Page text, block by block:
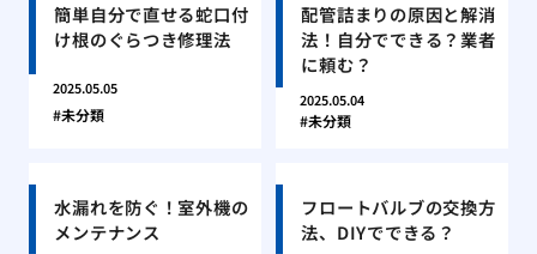
簡単自分で直せる蛇口付
け根のぐらつき修理法
2025.05.05
未分類
配管詰まりの原因と解消
法！自分でできる？業者
に頼む？
2025.05.04
未分類
水漏れを防ぐ！室外機の
メンテナンス
フロートバルブの交換方
法、DIYでできる？